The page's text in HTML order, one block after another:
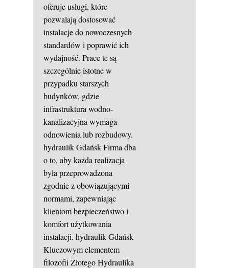
oferuje usługi, które
pozwalają dostosować
instalacje do nowoczesnych
standardów i poprawić ich
wydajność. Prace te są
szczególnie istotne w
przypadku starszych
budynków, gdzie
infrastruktura wodno-
kanalizacyjna wymaga
odnowienia lub rozbudowy.
hydraulik GdańskFirma dba
o to, aby każda realizacja
była przeprowadzona
zgodnie z obowiązującymi
normami, zapewniając
klientom bezpieczeństwo i
komfort użytkowania
instalacji. hydraulik Gdańsk
Kluczowym elementem
filozofii Złotego Hydraulika